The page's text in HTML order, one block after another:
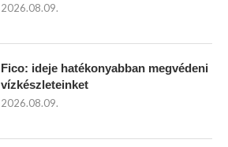
2026.08.09.
Fico: ideje hatékonyabban megvédeni
vízkészleteinket
2026.08.09.